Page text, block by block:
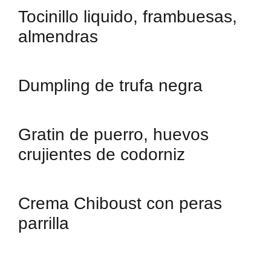
Tocinillo liquido, frambuesas,
almendras
Dumpling de trufa negra
Gratin de puerro, huevos
crujientes de codorniz
Crema Chiboust con peras
parrilla